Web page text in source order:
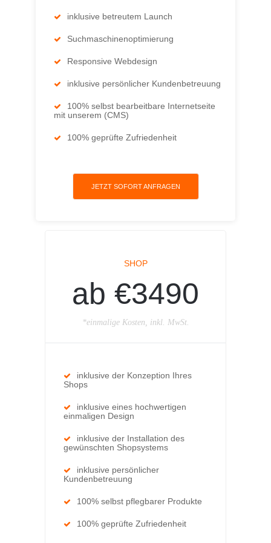
inklusive betreutem Launch
Suchmaschinenoptimierung
Responsive Webdesign
inklusive persönlicher Kundenbetreuung
100% selbst bearbeitbare Internetseite
mit unserem (CMS)
100% geprüfte Zufriedenheit
JETZT SOFORT ANFRAGEN
SHOP
ab €3490
*einmalige Kosten, inkl. MwSt.
inklusive der Konzeption Ihres
Shops
inklusive eines hochwertigen
einmaligen Design
inklusive der Installation des
gewünschten Shopsystems
inklusive persönlicher
Kundenbetreuung
100% selbst pflegbarer Produkte
100% geprüfte Zufriedenheit